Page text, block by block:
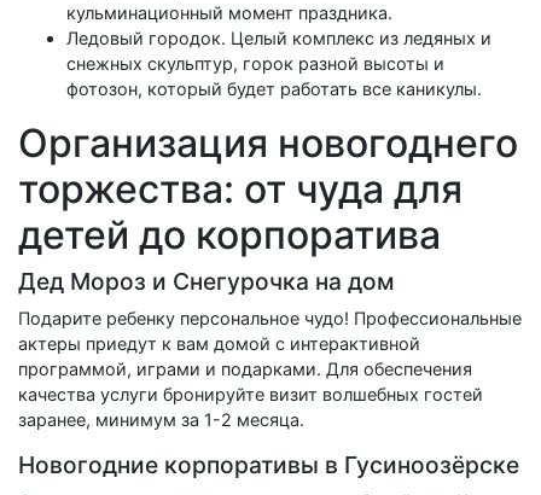
кульминационный момент праздника.
Ледовый городок. Целый комплекс из ледяных и
снежных скульптур, горок разной высоты и
фотозон, который будет работать все каникулы.
Организация новогоднего
торжества: от чуда для
детей до корпоратива
Дед Мороз и Снегурочка на дом
Подарите ребенку персональное чудо! Профессиональные
актеры приедут к вам домой с интерактивной
программой, играми и подарками. Для обеспечения
качества услуги бронируйте визит волшебных гостей
заранее, минимум за 1-2 месяца.
Новогодние корпоративы в Гусиноозёрске